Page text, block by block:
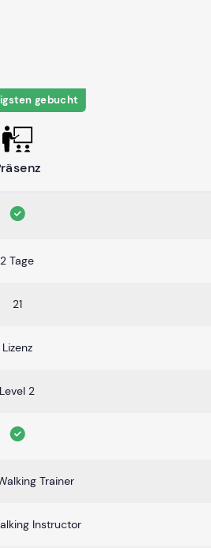
gebucht
2 Tage
21
Lizenz
Level 2
Trainer
Instructor